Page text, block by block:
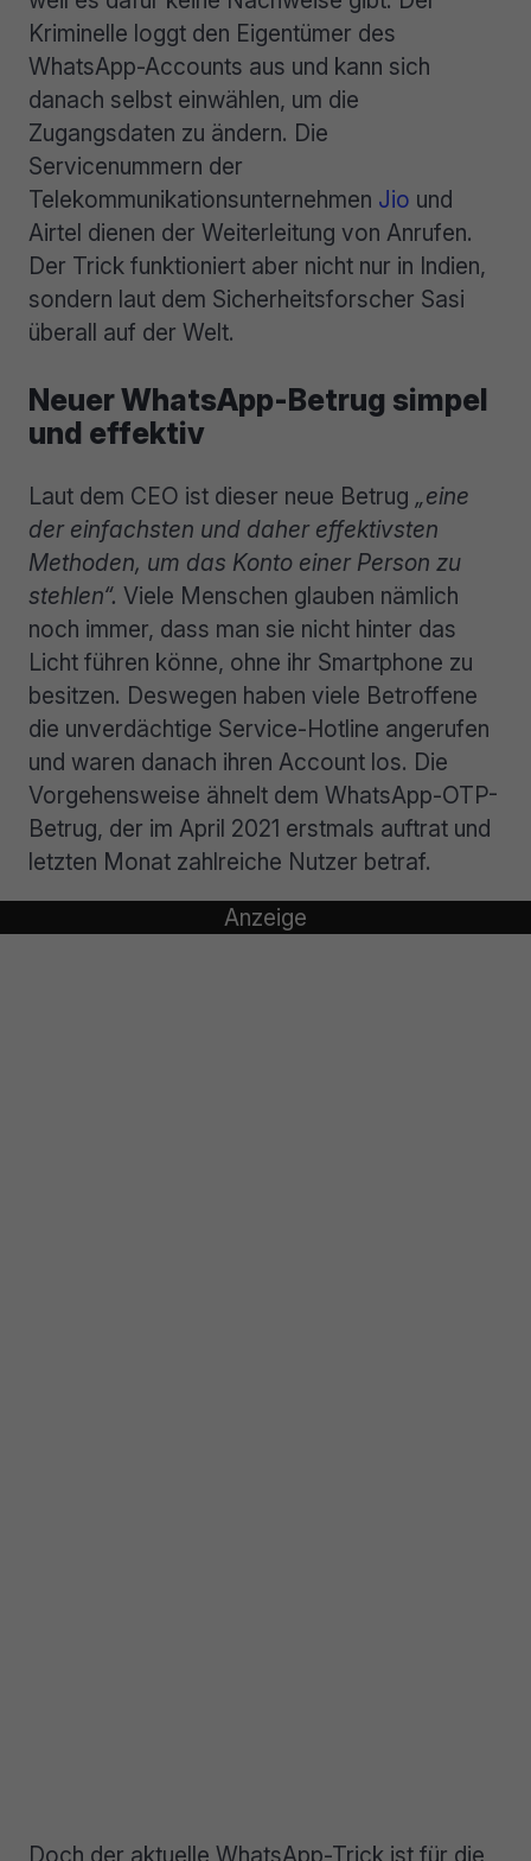
Kriminelle loggt den Eigentümer des
WhatsApp-Accounts aus und kann sich
danach selbst einwählen, um die
Zugangsdaten zu ändern. Die
Servicenummern der
Telekommunikationsunternehmen Jio und
Airtel dienen der Weiterleitung von Anrufen.
Der Trick funktioniert aber nicht nur in Indien,
sondern laut dem Sicherheitsforscher Sasi
überall auf der Welt.
Neuer WhatsApp-Betrug simpel
und effektiv
Laut dem CEO ist dieser neue Betrug „eine
der einfachsten und daher effektivsten
Methoden, um das Konto einer Person zu
stehlen“. Viele Menschen glauben nämlich
noch immer, dass man sie nicht hinter das
Licht führen könne, ohne ihr Smartphone zu
besitzen. Deswegen haben viele Betroffene
die unverdächtige Service-Hotline angerufen
und waren danach ihren Account los. Die
Vorgehensweise ähnelt dem WhatsApp-OTP-
Betrug, der im April 2021 erstmals auftrat und
letzten Monat zahlreiche Nutzer betraf.
Doch der aktuelle WhatsApp-Trick ist für die